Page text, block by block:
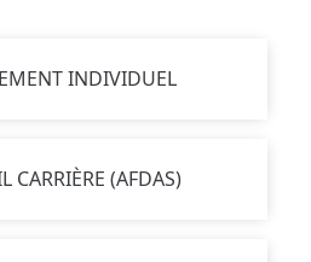
INDIVIDUEL
CARRIÈRE (AFDAS)